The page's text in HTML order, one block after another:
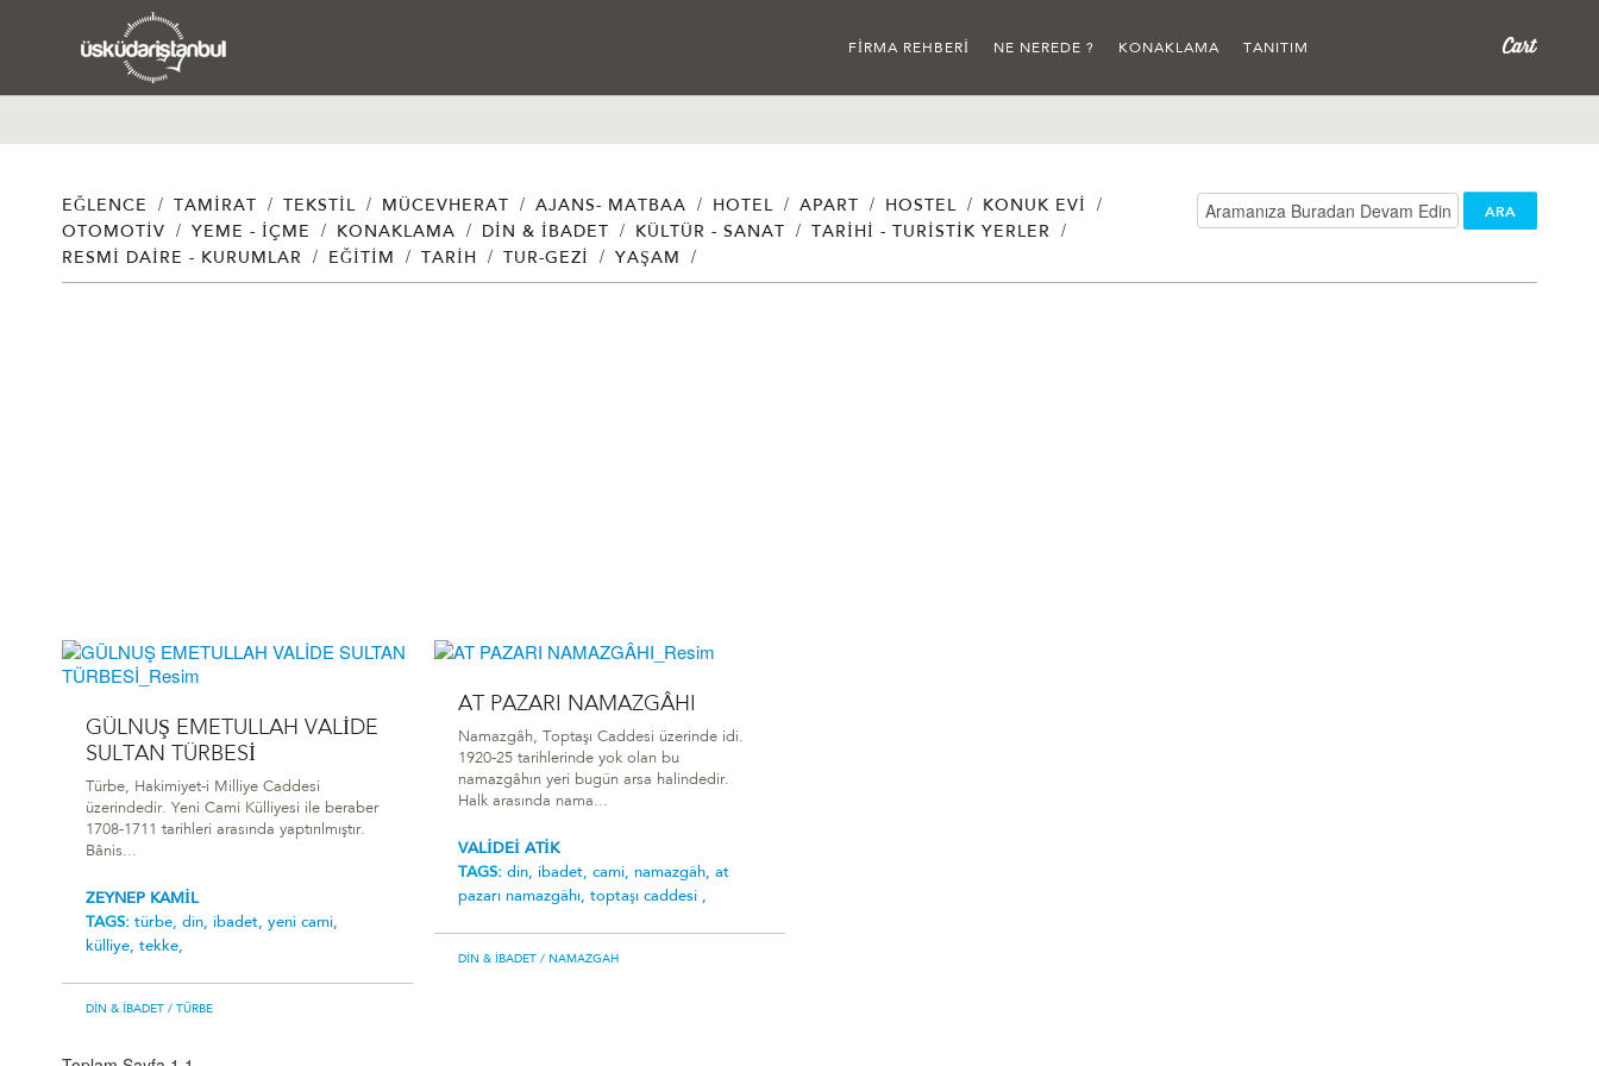
FIRMA REHBERI NE NEREDE ? KONAKLAMA TANITIM
EĞLENCE / TAMIRAT / TEKSTIL / MÜCEVHERAT / AJANS- MATBAA / HOTEL / APART / HOSTEL / KONUK EVI /
OTOMOTIV / YEME - İÇME / KONAKLAMA / DIN & İBADET / KÜLTÜR - SANAT / TARIHI - TURISTIK YERLER /
RESMI DAIRE - KURUMLAR / EĞITIM / TARIH / TUR-GEZI / YAŞAM /
ARA
GÜLNUŞ EMETULLAH VALİDE
SULTAN TÜRBESİ
Türbe, Hakimiyet-i Milliye Caddesi
üzerindedir. Yeni Cami Külliyesi ile beraber
1708-1711 tarihleri arasında yaptırılmıştır.
Bânis...
ZEYNEP KAMİL
TAGS: türbe, din, i̇badet, yeni cami,
külliye, tekke,
DIN & İBADET / TÜRBE
AT PAZARI NAMAZGÂHI
Namazgâh, Toptaşı Caddesi üzerinde idi.
1920-25 tarihlerinde yok olan bu
namazgâhın yeri bugün arsa halindedir.
Halk arasında nama...
VALİDEİ ATİK
TAGS: din, ibadet, cami, namazgâh, at
pazari namazgâhi, toptaşı caddesi ,
DIN & İBADET / NAMAZGAH